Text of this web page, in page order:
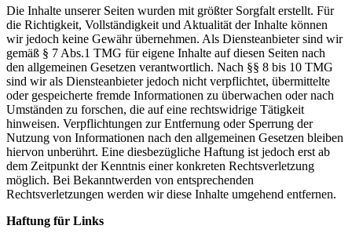
Die Inhalte unserer Seiten wurden mit größter Sorgfalt erstellt. Für
die Richtigkeit, Vollständigkeit und Aktualität der Inhalte können
wir jedoch keine Gewähr übernehmen. Als Diensteanbieter sind wir
gemäß § 7 Abs.1 TMG für eigene Inhalte auf diesen Seiten nach
den allgemeinen Gesetzen verantwortlich. Nach §§ 8 bis 10 TMG
sind wir als Diensteanbieter jedoch nicht verpflichtet, übermittelte
oder gespeicherte fremde Informationen zu überwachen oder nach
Umständen zu forschen, die auf eine rechtswidrige Tätigkeit
hinweisen. Verpflichtungen zur Entfernung oder Sperrung der
Nutzung von Informationen nach den allgemeinen Gesetzen bleiben
hiervon unberührt. Eine diesbezügliche Haftung ist jedoch erst ab
dem Zeitpunkt der Kenntnis einer konkreten Rechtsverletzung
möglich. Bei Bekanntwerden von entsprechenden
Rechtsverletzungen werden wir diese Inhalte umgehend entfernen.
Haftung für Links